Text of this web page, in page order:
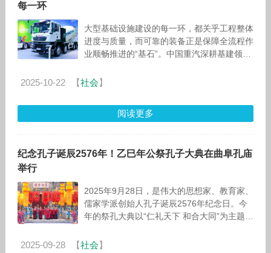
每一环
大型基础设施建设的每一环，都关乎工程整体
进度与质量，而可靠的装备正是保障全流程作
业顺畅推进的“基石”。中国重汽深耕基建领
出“赋能基建全流程”的系列产品，为大
2025-10-22 【社会】
阅读更多
纪念孔子诞辰2576年！乙巳年公祭孔子大典在曲阜孔庙
举行
2025年9月28日，是伟大的思想家、教育家、
儒家学派创始人孔子诞辰2576年纪念日。今
年的祭孔大典以“仁礼天下 和合大同”为主题，
2025-09-28 【社会】